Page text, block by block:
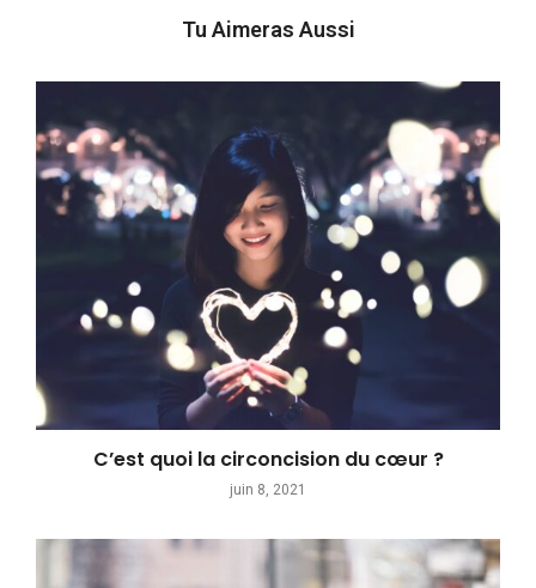
Tu Aimeras Aussi
C’est quoi la circoncision du cœur ?
juin 8, 2021